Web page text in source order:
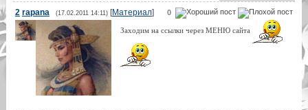
0
2 rapana (17.02.2011 14:11)[Материал]
Заходим на ссылки через МЕНЮ сайта